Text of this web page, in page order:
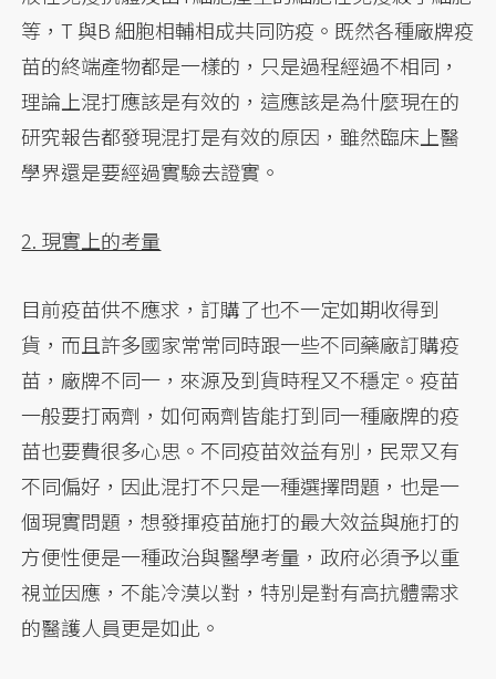
等，T 與B 細胞相輔相成共同防疫。既然各種廠牌疫
苗的終端產物都是一樣的，只是過程經過不相同，
理論上混打應該是有效的，這應該是為什麼現在的
研究報告都發現混打是有效的原因，雖然臨床上醫
學界還是要經過實驗去證實。
2. 現實上的考量
目前疫苗供不應求，訂購了也不一定如期收得到
貨，而且許多國家常常同時跟一些不同藥廠訂購疫
苗，廠牌不同一，來源及到貨時程又不穩定。疫苗
一般要打兩劑，如何兩劑皆能打到同一種廠牌的疫
苗也要費很多心思。不同疫苗效益有別，民眾又有
不同偏好，因此混打不只是一種選擇問題，也是一
個現實問題，想發揮疫苗施打的最大效益與施打的
方便性便是一種政治與醫學考量，政府必須予以重
視並因應，不能冷漠以對，特別是對有高抗體需求
的醫護人員更是如此。